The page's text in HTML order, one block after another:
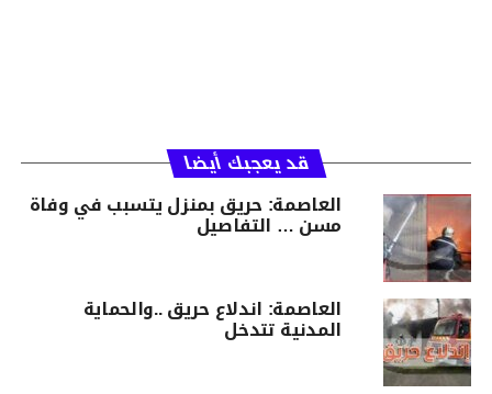
قد يعجبك أيضا
العاصمة: حريق بمنزل يتسبب في وفاة
مسن … التفاصيل
العاصمة: اندلاع حريق ..والحماية
المدنية تتدخل